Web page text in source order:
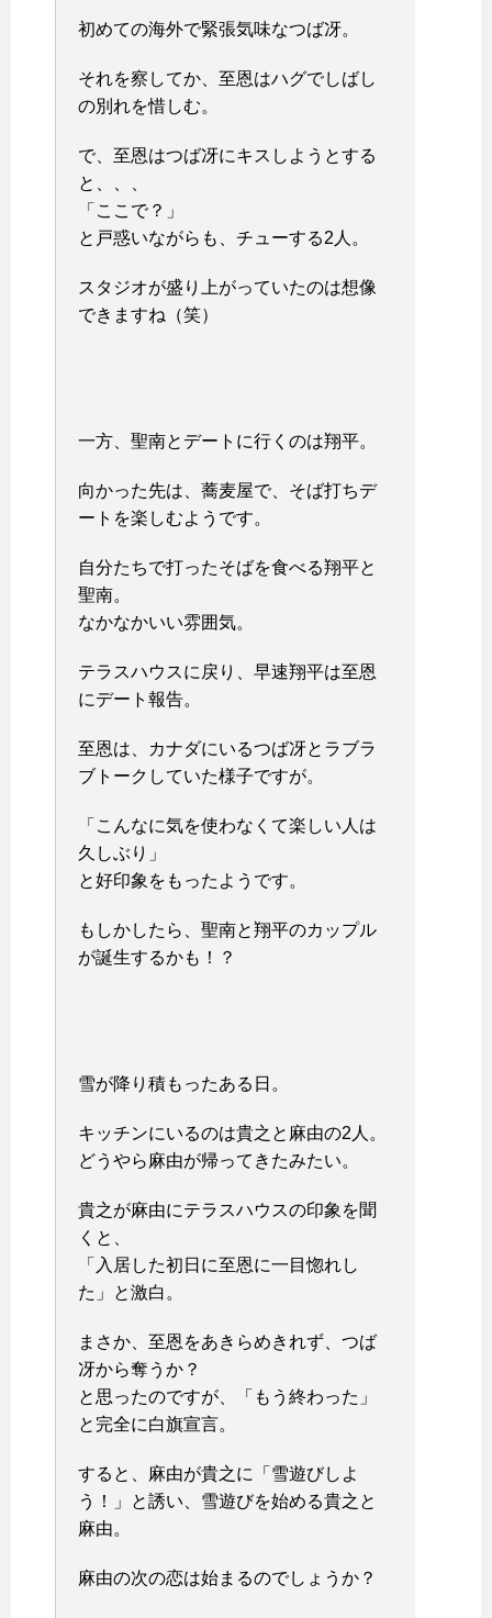
初めての海外で緊張気味なつば冴。
それを察してか、至恩はハグでしばし
の別れを惜しむ。
で、至恩はつば冴にキスしようとする
と、、、
「ここで？」
と戸惑いながらも、チューする2人。
スタジオが盛り上がっていたのは想像
できますね（笑）
一方、聖南とデートに行くのは翔平。
向かった先は、蕎麦屋で、そば打ちデ
ートを楽しむようです。
自分たちで打ったそばを食べる翔平と
聖南。
なかなかいい雰囲気。
テラスハウスに戻り、早速翔平は至恩
にデート報告。
至恩は、カナダにいるつば冴とラブラ
ブトークしていた様子ですが。
「こんなに気を使わなくて楽しい人は
久しぶり」
と好印象をもったようです。
もしかしたら、聖南と翔平のカップル
が誕生するかも！？
雪が降り積もったある日。
キッチンにいるのは貴之と麻由の2人。
どうやら麻由が帰ってきたみたい。
貴之が麻由にテラスハウスの印象を聞
くと、
「入居した初日に至恩に一目惚れし
た」と激白。
まさか、至恩をあきらめきれず、つば
冴から奪うか？
と思ったのですが、「もう終わった」
と完全に白旗宣言。
すると、麻由が貴之に「雪遊びしよ
う！」と誘い、雪遊びを始める貴之と
麻由。
麻由の次の恋は始まるのでしょうか？